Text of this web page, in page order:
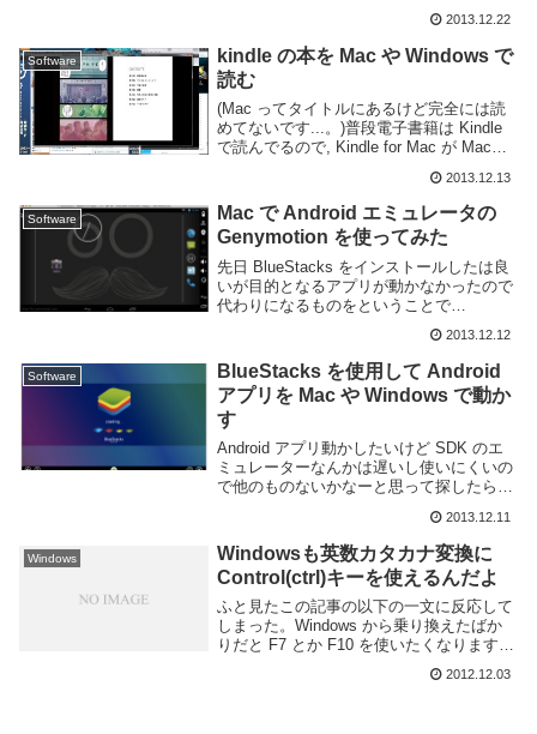
うなので Windows でしか試してない。適
当に有名...
2013.12.22
Software
kindle の本を Mac や Windows で
読む
(Mac ってタイトルにあるけど完全には読
めてないです...。)普段電子書籍は Kindle
で読んでるので, Kindle for Mac が Mac
トールして見ました。が、どうやら日本
の...
2013.12.13
Software
Mac で Android エミュレータの
Genymotion を使ってみた
先日 BlueStacks をインストールしたは良
いが目的となるアプリが動かなかったので
代わりになるものをということで
Virtualbox で動く Android エミュレーター
のようです。...
2013.12.12
Software
BlueStacks を使用して Android
アプリを Mac や Windows で動か
す
Android アプリ動かしたいけど SDK のエ
ミュレーターなんかは遅いし使いにくいの
で他のものないかなーと思って探したらや
う Android アプリを Mac や Windows 上で
動か...
2013.12.11
Windows
Windowsも英数カタカナ変換に
Control(ctrl)キーを使えるんだよ
ふと見たこの記事の以下の一文に反応して
しまった。Windows から乗り換えたばか
りだと F7 とか F10 を使いたくなりますよ
ね。(中略)Mac では文字入力中に Control
キーといくつかのキーを使って文字変換操
2012.12.03